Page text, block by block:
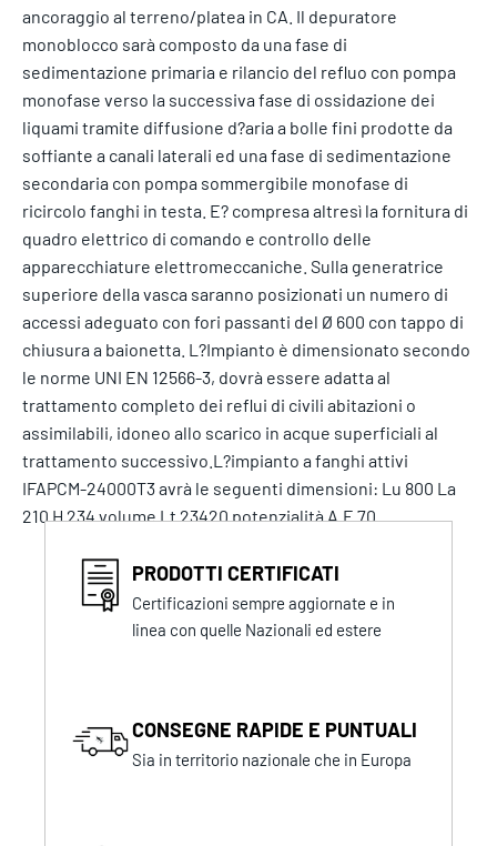
ancoraggio al terreno/platea in CA. Il depuratore
monoblocco sarà composto da una fase di
sedimentazione primaria e rilancio del refluo con pompa
monofase verso la successiva fase di ossidazione dei
liquami tramite diffusione d?aria a bolle fini prodotte da
soffiante a canali laterali ed una fase di sedimentazione
secondaria con pompa sommergibile monofase di
ricircolo fanghi in testa. E? compresa altresì la fornitura di
quadro elettrico di comando e controllo delle
apparecchiature elettromeccaniche. Sulla generatrice
superiore della vasca saranno posizionati un numero di
accessi adeguato con fori passanti del Ø 600 con tappo di
chiusura a baionetta. L?Impianto è dimensionato secondo
le norme UNI EN 12566-3, dovrà essere adatta al
trattamento completo dei reflui di civili abitazioni o
assimilabili, idoneo allo scarico in acque superficiali al
trattamento successivo.L?impianto a fanghi attivi
IFAPCM-24000T3 avrà le seguenti dimensioni: Lu 800 La
210 H 234 volume Lt 23420 potenzialità A.E 70
PRODOTTI CERTIFICATI
Certificazioni sempre aggiornate e in
linea con quelle Nazionali ed estere
CONSEGNE RAPIDE E PUNTUALI
Sia in territorio nazionale che in Europa